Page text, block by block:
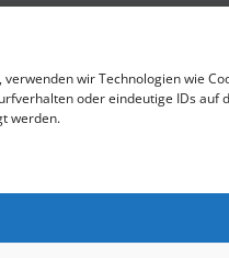
wir Technologien wie
oder eindeutige IDs
werden.